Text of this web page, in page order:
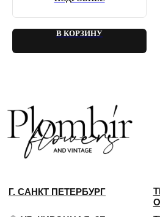
В КОРЗИНУ